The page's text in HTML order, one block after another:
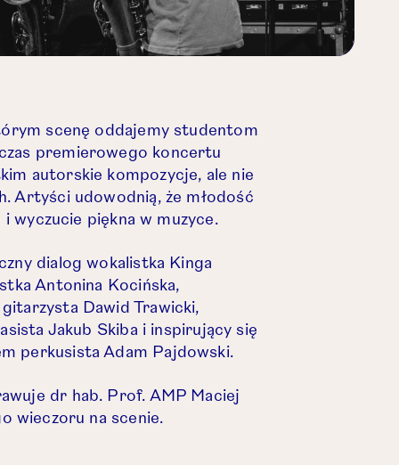
scenę oddajemy studentom
premierowego koncertu
autorskie kompozycje, ale nie
Artyści udowodnią, że młodość
wyczucie piękna w muzyce.
dialog wokalistka Kinga
Antonina Kocińska,
Dawid Trawicki,
Jakub Skiba i inspirujący się
perkusista Adam Pajdowski.
dr hab. Prof. AMP Maciej
wieczoru na scenie.